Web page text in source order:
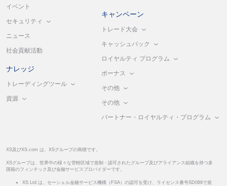
イベント
セキュリティ
ニュース
社会貢献活動
ナレッジ
トレーディングツール
資源
キャンペーン
トレード大会
キャッシュバック
ロイヤルティ プログラム
ボーナス
その他
その他
パートナー・ロイヤルティ・プログラム
XS及びXS.com は、XSグループの商標です。
XSグループは、世界中の様々な管轄区域で規制・認可されたグループ及びアライアンス組織を持つ多
国籍のフィンテック及び金融サービスプロバイダーです。
XS Ltd は、セーシェル金融サービス機構（FSA）の認可を受け、ライセンス番号SD089で規